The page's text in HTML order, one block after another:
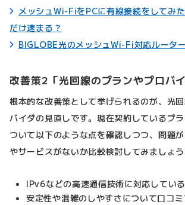
メッシュWi-FiをPCに有線接続をしてみ
だけ速まる？
BIGLOBE光のメッシュWi-Fi対応ルータ
改善策2「光回線のプランやプロバ
根本的な改善策として挙げられるのが、光
バイダの見直しです。現在契約しているプ
ついて以下のような点を確認しつつ、問題
やサービスがないか比較検討してみましょう
IPv6などの高速通信技術に対応してい
安定性や混雑のしやすさについて口コ